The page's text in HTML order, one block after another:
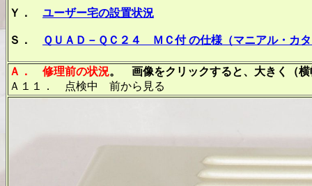
Ｙ． ユーザー宅の設置状況
Ｓ． ＱＵＡＤ－ＱＣ２４ ＭＣ付 の仕様（マニアル・カ
Ａ． 修理前の状況。 画像をクリックすると、大きく（横
Ａ１１． 点検中 前から見る